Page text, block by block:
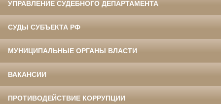
УПРАВЛЕНИЕ СУДЕБНОГО ДЕПАРТАМЕНТА
СУДЫ СУБЪЕКТА РФ
МУНИЦИПАЛЬНЫЕ ОРГАНЫ ВЛАСТИ
ВАКАНСИИ
ПРОТИВОДЕЙСТВИЕ КОРРУПЦИИ